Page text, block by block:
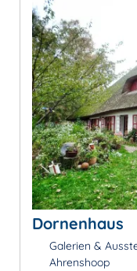
Dornenhaus
Galerien &
Ahrenshoop